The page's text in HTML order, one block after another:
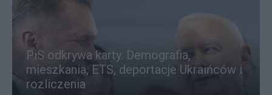
PiS odkrywa karty. Demografia,
mieszkania, ETS, deportacje Ukraińców i
rozliczenia